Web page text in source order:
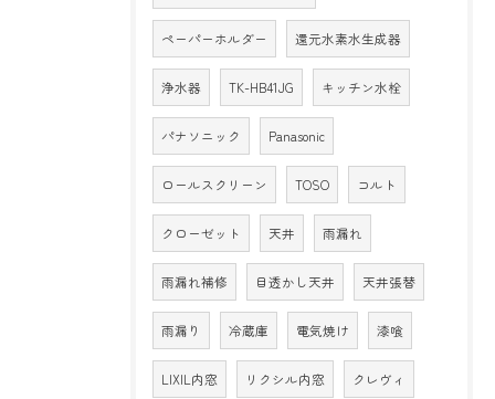
ペーパーホルダー 還元水素水生成器
浄水器 TK-HB41JG キッチン水栓
パナソニック Panasonic
ロールスクリーン TOSO コルト
クローゼット 天井 雨漏れ
雨漏れ補修 目透かし天井 天井張替
雨漏り 冷蔵庫 電気焼け 漆喰
LIXIL内窓 リクシル内窓 クレヴィ